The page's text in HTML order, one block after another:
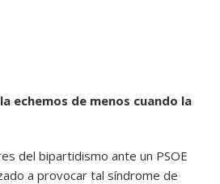
echemos de menos cuando la
del bipartidismo ante un PSOE
a provocar tal síndrome de